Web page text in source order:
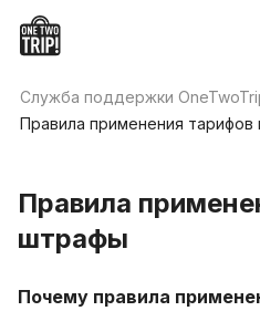
Служба поддержки
Правила применения тарифов
Правила
штрафы
Почему правила